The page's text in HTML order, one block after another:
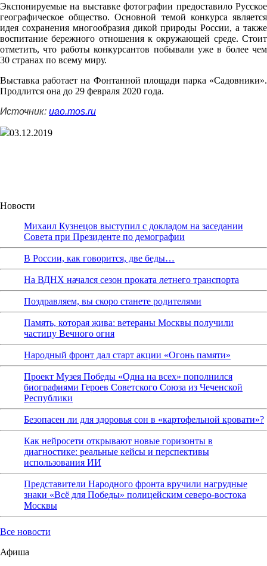
Экспонируемые на выставке фотографии предоставило Русское
географическое общество. Основной темой конкурса является
идея сохранения многообразия дикой природы России, а также
воспитание бережного отношения к окружающей среде. Стоит
отметить, что работы конкурсантов побывали уже в более чем
30 странах по всему миру.
Выставка работает на Фонтанной площади парка «Садовники».
Продлится она до 29 февраля 2020 года.
Источник: uao.mos.ru
03.12.2019
Новости
Михаил Кузнецов выступил с докладом на заседании
Совета при Президенте по демографии
В России, как говорится, две беды…
На ВДНХ начался сезон проката летнего транспорта
Поздравляем, вы скоро станете родителями
Память, которая жива: ветераны Москвы получили
частицу Вечного огня
Народный фронт дал старт акции «Огонь памяти»
Проект Музея Победы «Одна на всех» пополнился
биографиями Героев Советского Союза из Чеченской
Республики
Безопасен ли для здоровья сон в «картофельной кровати»?
Как нейросети открывают новые горизонты в
диагностике: реальные кейсы и перспективы
использования ИИ
Представители Народного фронта вручили нагрудные
знаки «Всё для Победы» полицейским северо-востока
Москвы
Все новости
Афиша